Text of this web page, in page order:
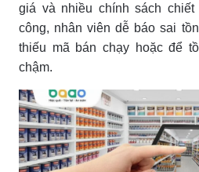
giá và nhiều chính sách
công, nhân viên dễ báo sai
thiếu mã bán chạy hoặc để
chậm.